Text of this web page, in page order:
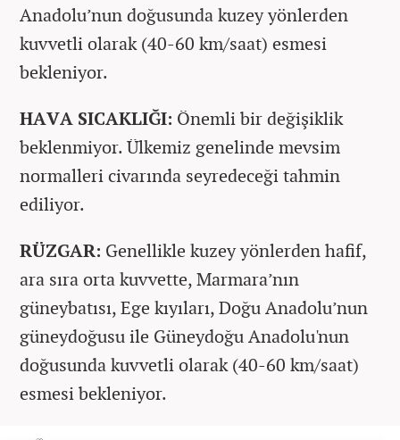
Anadolu’nun doğusunda kuzey yönlerden
kuvvetli olarak (40-60 km/saat) esmesi
bekleniyor.
HAVA SICAKLIĞI: Önemli bir değişiklik
beklenmiyor. Ülkemiz genelinde mevsim
normalleri civarında seyredeceği tahmin
ediliyor.
RÜZGAR: Genellikle kuzey yönlerden hafif,
ara sıra orta kuvvette, Marmara’nın
güneybatısı, Ege kıyıları, Doğu Anadolu’nun
güneydoğusu ile Güneydoğu Anadolu'nun
doğusunda kuvvetli olarak (40-60 km/saat)
esmesi bekleniyor.